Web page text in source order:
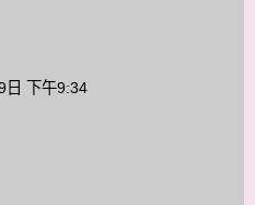
日 下午9:34